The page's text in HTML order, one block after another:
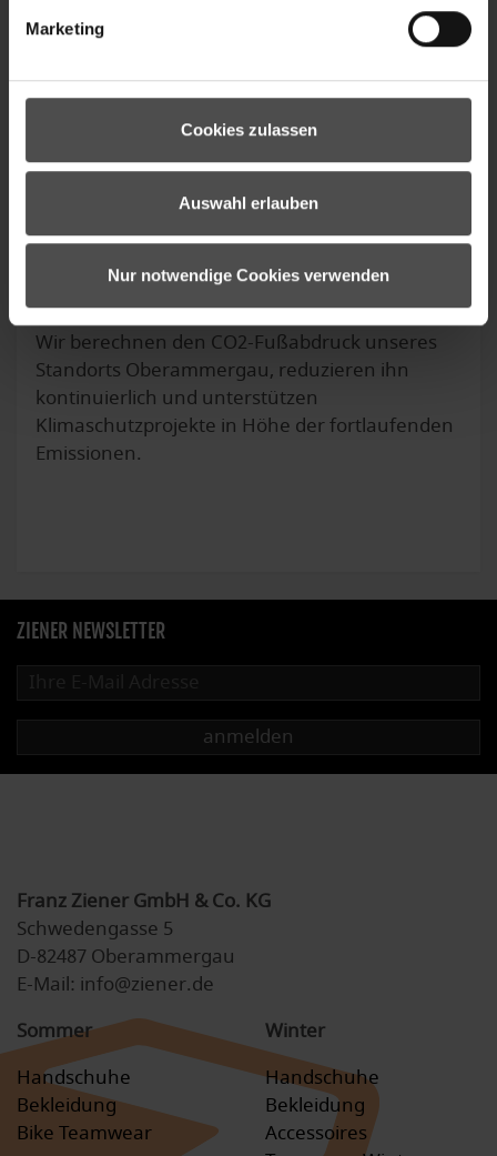
Marketing
Cookies zulassen
Auswahl erlauben
Nur notwendige Cookies verwenden
Unsere Klimaziele sind von der Science Based
Targets (SBTi) validiert.
Wir berechnen den CO2-Fußabdruck unseres
Standorts Oberammergau, reduzieren ihn
kontinuierlich und unterstützen
Klimaschutzprojekte in Höhe der fortlaufenden
Emissionen.
ZIENER NEWSLETTER
anmelden
Franz Ziener GmbH & Co. KG
Schwedengasse 5
D-82487 Oberammergau
E-Mail: info@ziener.de
Sommer
Handschuhe
Bekleidung
Bike Teamwear
Winter
Handschuhe
Bekleidung
Accessoires